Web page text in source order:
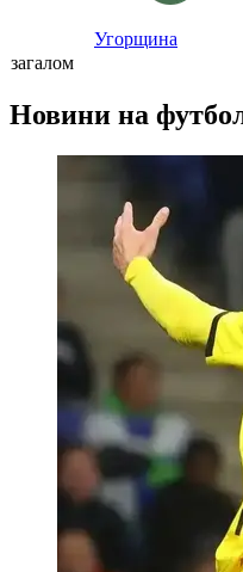
Угорщина
загалом
Новини на